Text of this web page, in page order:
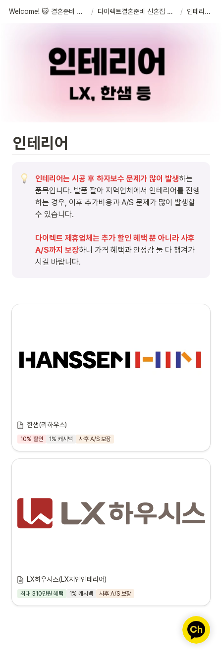
Welcome! 😺 결혼준비 체크리스트 / 다이렉트결혼준비 신혼집 예약센터 / 인테리어
인테리어
인테리어는 시공 후 하자보수 문제가 많이 발생하는
품목입니다. 발품 팔아 지역업체에서 인테리어를 진행
하는 경우, 이후 추가비용과 A/S 문제가 많이 발생할
수 있습니다.
다이렉트 제휴업체는 추가 할인 혜택 뿐 아니라 사후
A/S까지 보장하니 가격 혜택과 안정감 둘 다 챙겨가
시길 바랍니다.
한샘(리하우스)
10% 할인 1% 캐시백 사후 A/S 보장
LX하우시스(LX지인인테리어)
최대 310만원 혜택 1% 캐시백 사후 A/S 보장